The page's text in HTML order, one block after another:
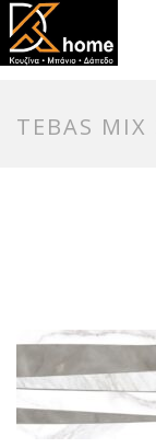
TEBAS MIX